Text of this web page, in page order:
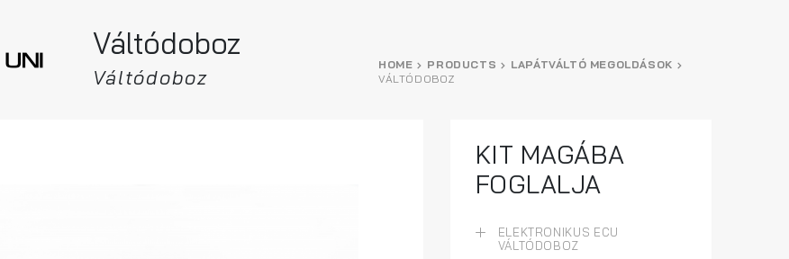
Váltódoboz
Váltódoboz
HOME PRODUCTS
LAPÁTVÁLTÓ MEGOLDÁSOK
VÁLTÓDOBOZ
KIT MAGÁBA
FOGLALJA
ELEKTRONIKUS ECU
VÁLTÓDOBOZ